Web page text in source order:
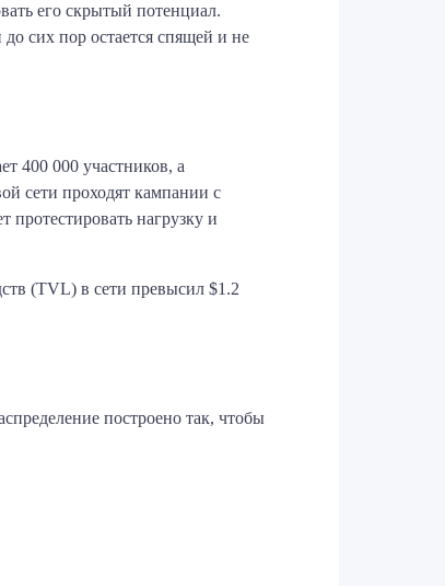
его скрытый потенциал.
сих пор остается спящей и не
400 000 участников, а
сети проходят кампании с
протестировать нагрузку и
(TVL) в сети превысил $1.2
построено так, чтобы